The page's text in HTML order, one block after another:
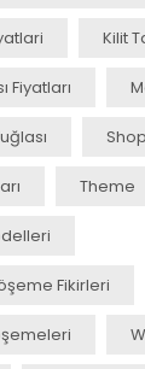
Kilit
Fiyatları
Shop
Theme
Fikirleri